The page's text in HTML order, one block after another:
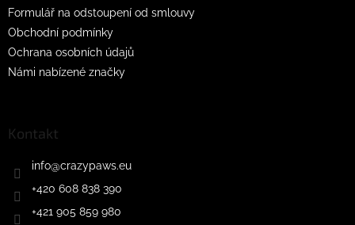
Formulář na odstoupení od smlouvy
Obchodní podmínky
Ochrana osobních údajů
Námi nabízené značky
Kontakt
info@crazypaws.eu
+420 608 838 390
+421 905 859 980